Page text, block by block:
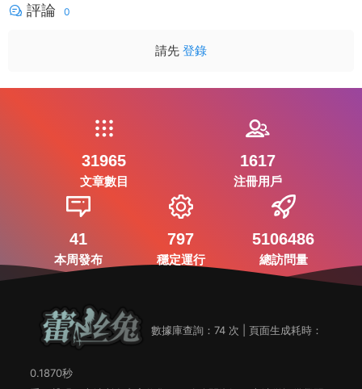
評論 0
請先 登錄
31965
文章數目
1617
注冊用戶
41
本周發布
797
穩定運行
5106486
總訪問量
數據庫查詢：74 次 | 頁面生成耗時：
0.1870秒